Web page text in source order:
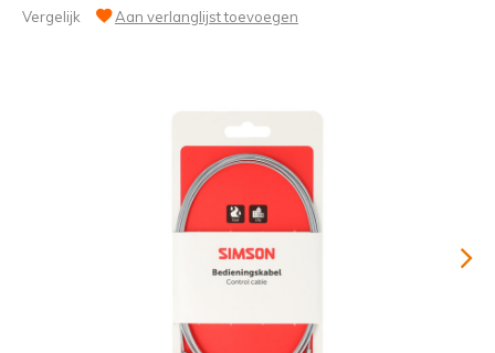
Vergelijk Aan verlanglijst toevoegen